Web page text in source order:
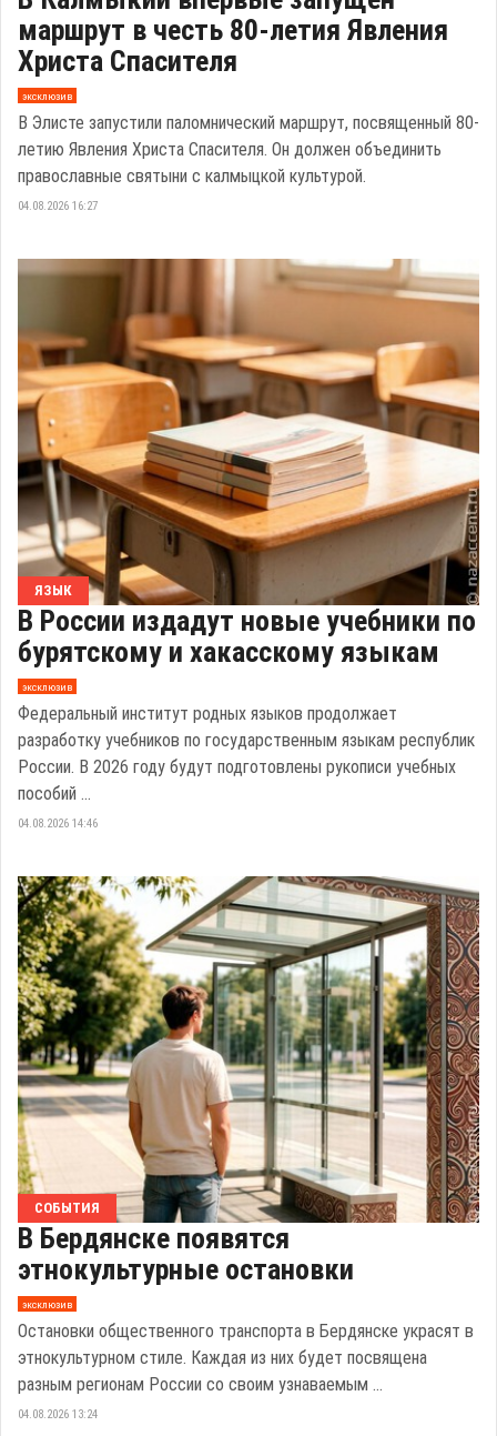
маршрут в честь 80-летия Явления
Христа Спасителя
эксклюзив
В Элисте запустили паломнический маршрут, посвященный 80-
летию Явления Христа Спасителя. Он должен объединить
православные святыни с калмыцкой культурой.
04.08.2026 16:27
ЯЗЫК
В России издадут новые учебники по
бурятскому и хакасскому языкам
эксклюзив
Федеральный институт родных языков продолжает
разработку учебников по государственным языкам республик
России. В 2026 году будут подготовлены рукописи учебных
пособий ...
04.08.2026 14:46
СОБЫТИЯ
В Бердянске появятся
этнокультурные остановки
эксклюзив
Остановки общественного транспорта в Бердянске украсят в
этнокультурном стиле. Каждая из них будет посвящена
разным регионам России со своим узнаваемым ...
04.08.2026 13:24